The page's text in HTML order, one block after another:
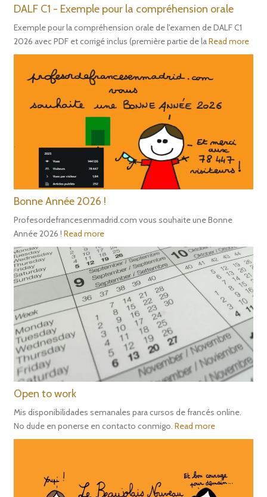
DALF C1 - Exemple pour la compréhension orale
Exemple pour la compréhension orale de l'examen de DALF C1
2026 avec PDF et corrigé inclus (première partie de laRead more
Bonne Année 2026 !
Profesordefrancesenmadrid.com vous souhaite une Bonne
Année 2026 !Read more
Open to work
Mis disponibilidades semanales para cursos de francés online.
No dude en ponerse en contacto conmigo.Read more